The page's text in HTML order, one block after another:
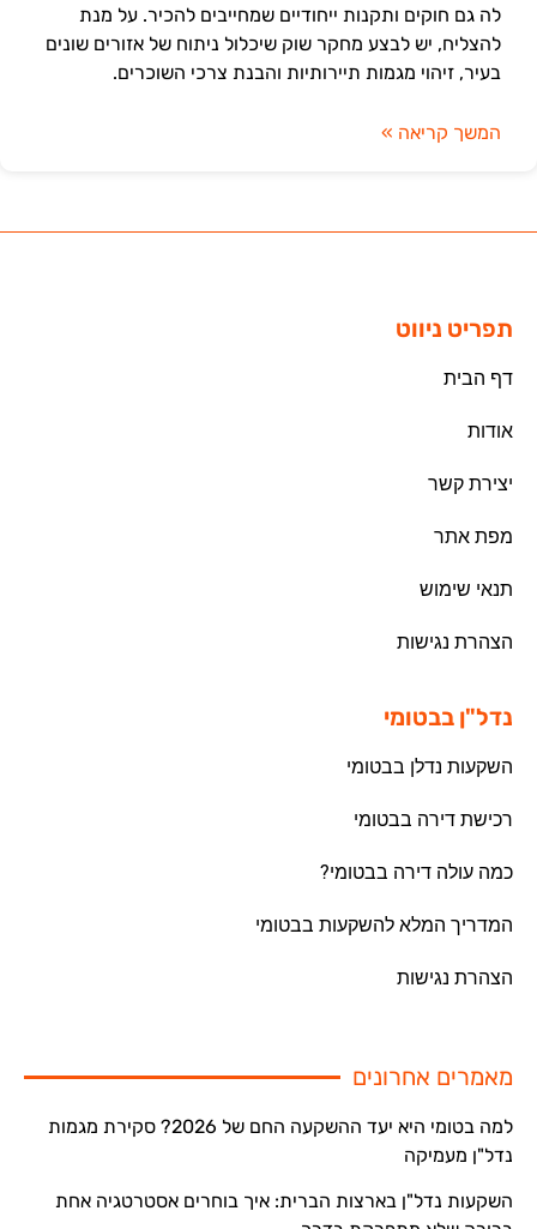
לה גם חוקים ותקנות ייחודיים שמחייבים להכיר. על מנת
להצליח, יש לבצע מחקר שוק שיכלול ניתוח של אזורים שונים
בעיר, זיהוי מגמות תיירותיות והבנת צרכי השוכרים.
המשך קריאה »
תפריט ניווט
דף הבית
אודות
יצירת קשר
מפת אתר
תנאי שימוש
הצהרת נגישות
נדל"ן בבטומי
השקעות נדלן בבטומי
רכישת דירה בבטומי
כמה עולה דירה בבטומי?
המדריך המלא להשקעות בבטומי
הצהרת נגישות
מאמרים אחרונים
למה בטומי היא יעד ההשקעה החם של 2026? סקירת מגמות
נדל"ן מעמיקה
השקעות נדל"ן בארצות הברית: איך בוחרים אסטרטגיה אחת